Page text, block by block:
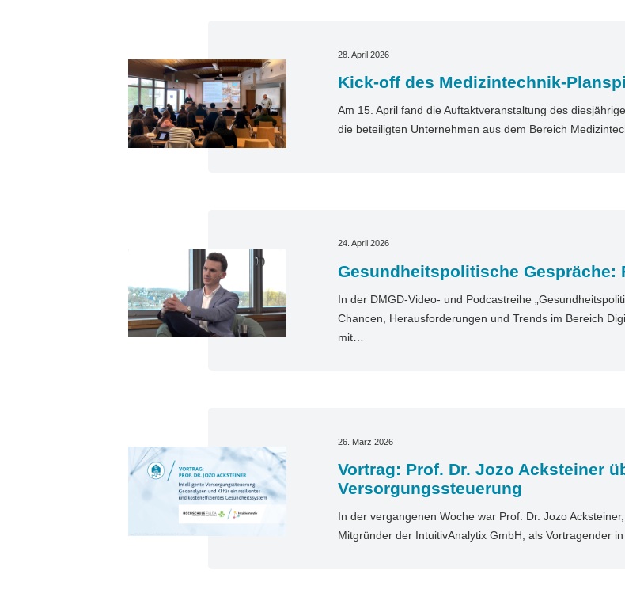
28. April 2026
Kick-off des Medizintechnik-
Am 15. April fand die Auftaktveranstaltung des
die beteiligten Unternehmen aus dem Bereich
24. April 2026
Gesundheitspolitische Gespräche:
In der DMGD-Video- und Podcastreihe
Chancen, Herausforderungen und Trends im Bereich
mit…
26. März 2026
Vortrag: Prof. Dr. Jozo Acksteiner
Versorgungssteuerung
In der vergangenen Woche war Prof. Dr. Jozo
Mitgründer der IntuitivAnalytix GmbH, als Vortragender